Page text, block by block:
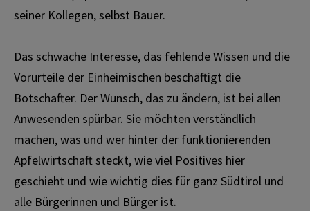
seiner Kollegen, selbst Bauer.
Das schwache Interesse, das fehlende Wissen und die
Vorurteile der Einheimischen beschäftigt die
Botschafter. Der Wunsch, das zu ändern, ist bei allen
Anwesenden spürbar. Sie möchten verständlich
machen, was und wer hinter der funktionierenden
Apfelwirtschaft steckt, wie viel Positives hier
geschieht und wie wichtig dies für ganz Südtirol und
alle Bürgerinnen und Bürger ist.